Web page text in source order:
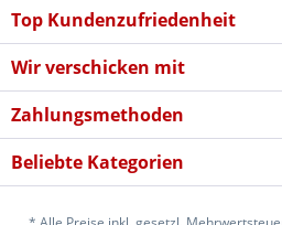
Top Kundenzufriedenheit
Wir verschicken mit
Zahlungsmethoden
Beliebte Kategorien